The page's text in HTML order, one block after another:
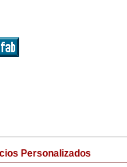
Personalizados